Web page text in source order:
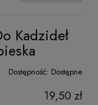
Kadzideł
Dostępność: Dostępne
19,50 zł